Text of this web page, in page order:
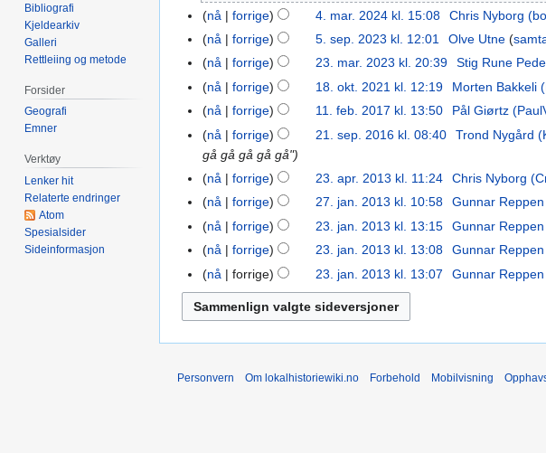
I
g
e
n
r
e
d
g
e
r
i
n
g
s
o
4.
mar.
2024
nå forrige 4. mar. 2024 kl. 15:08 Chris Nyborg
5.
sep.
2023
nå forrige 5. sep. 2023 kl. 12:01 Olve Utne
23.
mar.
2023
nå forrige 23. mar. 2023 kl. 20:39 Stig Rune
18.
okt.
2021
nå forrige 18. okt. 2021 kl. 12:19 Morten Bakkeli
I
g
e
n
r
e
d
g
e
r
i
g
11.
feb.
2017
nå forrige 11. feb. 2017 kl. 13:50 Pål Giørtz
21.
sep.
2016
nå forrige 21. sep. 2016 kl. 08:40 Trond Nygård
gå gå gå gå gå"
23.
apr.
2013
nå forrige 23. apr. 2013 kl. 11:24 Chris Nyborg
I
g
e
n
r
g
27.
jan.
2013
nå forrige 27. jan. 2013 kl. 10:58 Gunnar Reppen
23.
jan.
2013
nå forrige 23. jan. 2013 kl. 13:15 Gunnar Reppen
I
g
e
n
r
d
nå forrige 23. jan. 2013 kl. 13:08 Gunnar Reppen
nå
forrige 23. jan. 2013 kl. 13:07 Gunnar Reppen
Bibliografi
Kjeldearkiv
Galleri
Rettleiing og metode
Forsider
Geografi
Emner
Verktøy
Lenker hit
Relaterte endringer
Atom
Spesialsider
Sideinformasjon
Personvern Om lokalhistoriewiki.no Forbehold Mobilvisning